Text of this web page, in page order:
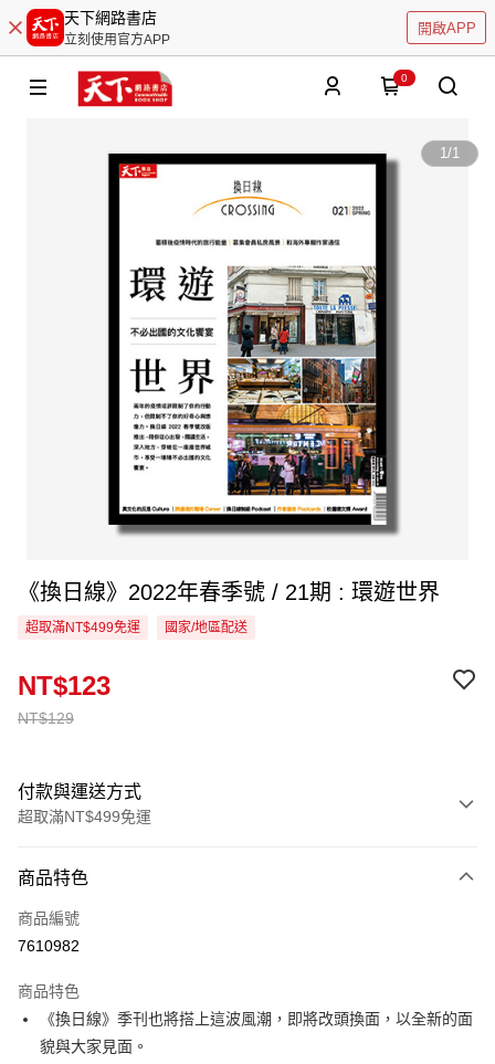
天下網路書店
立刻使用官方APP
開啟APP
0
1/1
《換日線》2022年春季號 / 21期 : 環遊世界
超取滿NT$499免運 國家/地區配送
NT$129
NT$123
付款與運送方式
超取滿NT$499免運
信用卡一次付款
超商取貨付款
Apple Pay
街口支付
商品特色
商品編號
7610982
商品特色
《換日線》季刊也將搭上這波風潮，即將改頭換面，以全新的面
貌與大家見面。